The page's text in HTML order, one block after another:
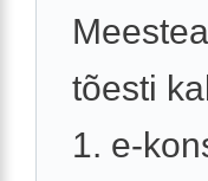
tõesti
1. e-